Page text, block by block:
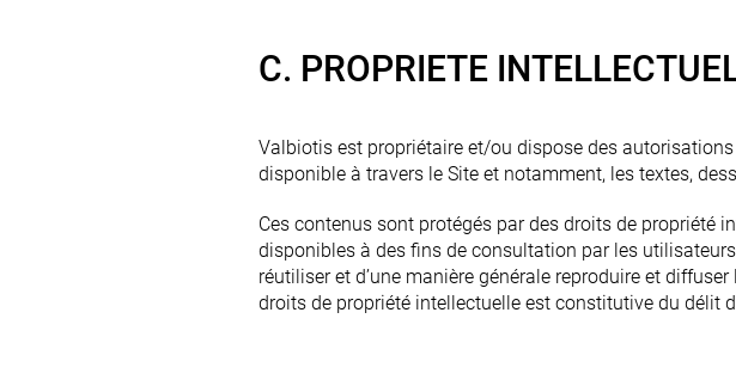
C. PROPRIETE
Valbiotis est propriétaire et/ou dispose des
disponible à travers le Site et notamment, les textes,
Ces contenus sont protégés par des droits de propriété
disponibles à des fins de consultation par les
réutiliser et d’une manière générale reproduire et
droits de propriété intellectuelle est constitutive du délit